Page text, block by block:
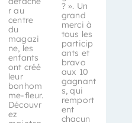
r au
centre
du
magazi
ne, les
enfants
ont créé
leur
bonhom
me-fleur.
Découvr
ez
? ». Un
grand
merci à
tous les
particip
ants et
bravo
aux 10
gagnant
s, qui
remport
ent
chacun